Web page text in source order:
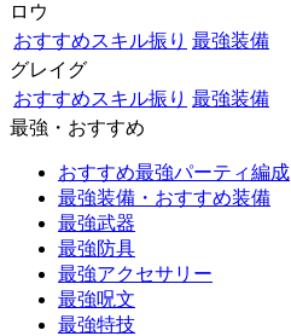
ロウ
おすすめスキル振り 最強装備
グレイグ
おすすめスキル振り 最強装備
最強・おすすめ
おすすめ最強パーティ編成
最強装備・おすすめ装備
最強武器
最強防具
最強アクセサリー
最強呪文
最強特技